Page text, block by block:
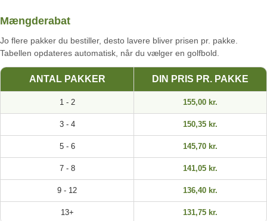
Mængderabat
Jo flere pakker du bestiller, desto lavere bliver prisen pr. pakke.
Tabellen opdateres automatisk, når du vælger en golfbold.
ANTAL PAKKER DIN PRIS PR. PAKKE
1 - 2 155,00 kr.
3 - 4 150,35 kr.
5 - 6 145,70 kr.
7 - 8 141,05 kr.
9 - 12 136,40 kr.
13+ 131,75 kr.